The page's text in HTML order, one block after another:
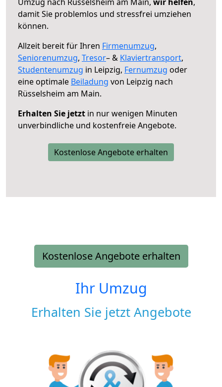
damit Sie problemlos und stressfrei umziehen
können.
Allzeit bereit für Ihren Firmenumzug,
Seniorenumzug, Tresor– & Klaviertransport,
Studentenumzug in Leipzig, Fernumzug oder
eine optimale Beiladung von Leipzig nach
Rüsselsheim am Main.
Erhalten Sie jetzt in nur wenigen Minuten
unverbindliche und kostenfreie Angebote.
Kostenlose Angebote erhalten
Kostenlose Angebote erhalten
Ihr Umzug
Erhalten Sie jetzt Angebote